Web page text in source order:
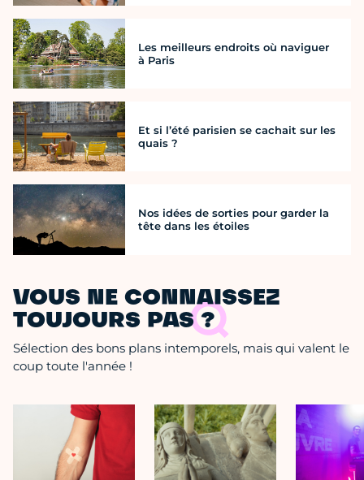
Les meilleurs endroits où naviguer
à Paris
Et si l’été parisien se cachait sur les
quais ?
Nos idées de sorties pour garder la
tête dans les étoiles
VOUS NE CONNAISSEZ
TOUJOURS PAS ?
Sélection des bons plans intemporels, mais qui valent le
coup toute l'année !